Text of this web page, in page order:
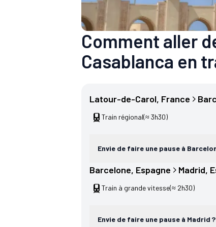
Comment aller
Casablanca en
Latour-de-Carol, France
Train régional(≈ 3h30)
Envie de faire une pause à
Barcelone, Espagne Madrid,
Train à grande vitesse(≈ 2h30)
Envie de faire une pause à Madrid ?